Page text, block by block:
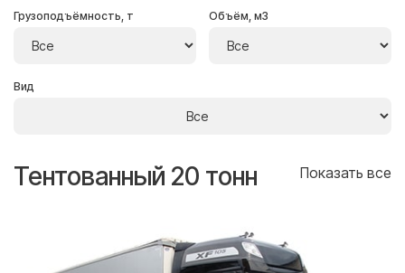
Грузоподъёмность, т Объём, м3
Вид
Тентованный 20 тонн Показать все